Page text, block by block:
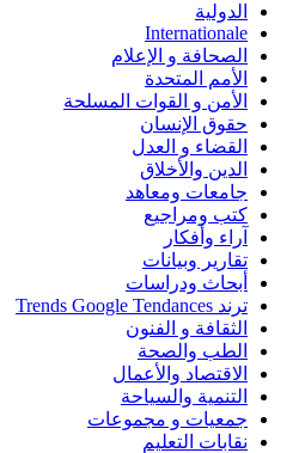
الدولية
Internationale
الصحافة و الإعلام
الأمم المتحدة
الأمن و القوات المسلحة
حقوق الإنسان
القضاء و العدل
الدين والأخلاق
جامعات ومعاهد
كتب ومراجيع
آراء وأفكار
تقارير وبيانات
أبحاث ودراسات
ترند Trends Google Tendances
الثقافة و الفنون
الطب والصحة
الاقتصاد والأعمال
التنمية والسياحة
جمعيات و مجموعات
نقابات التعليم